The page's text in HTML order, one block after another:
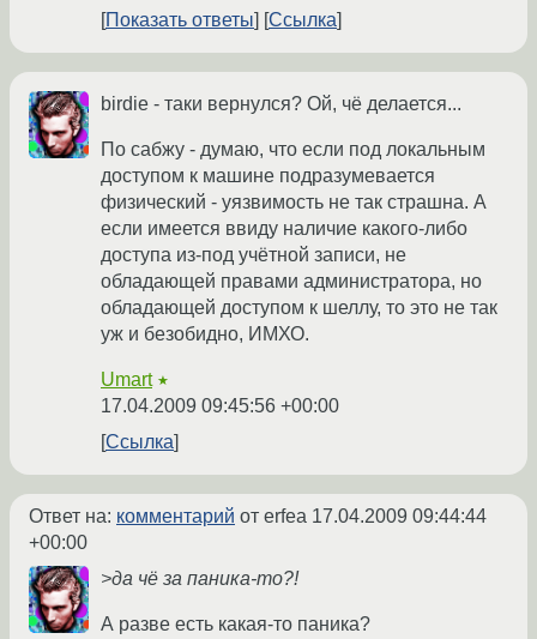
Показать ответы
Ссылка
birdie - таки вернулся? Ой, чё делается...
По сабжу - думаю, что если под локальным
доступом к машине подразумевается
физический - уязвимость не так страшна. А
если имеется ввиду наличие какого-либо
доступа из-под учётной записи, не
обладающей правами администратора, но
обладающей доступом к шеллу, то это не так
уж и безобидно, ИМХО.
Umart ★
17.04.2009 09:45:56 +00:00
Ссылка
Ответ на: комментарий от erfea 17.04.2009 09:44:44
+00:00
>да чё за паника-то?!
А разве есть какая-то паника?